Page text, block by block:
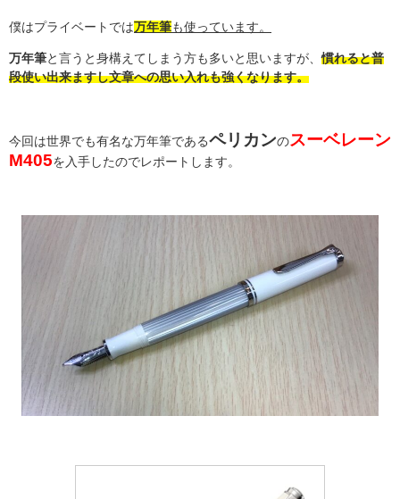
僕はプライベートでは万年筆も使っています。
万年筆と言うと身構えてしまう方も多いと思いますが、慣れると普
段使い出来ますし文章への思い入れも強くなります。
今回は世界でも有名な万年筆であるペリカンのスーベレーン
M405を入手したのでレポートします。